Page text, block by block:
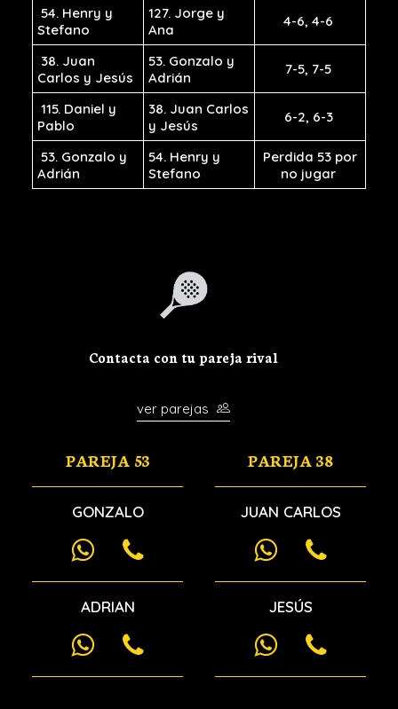
54. Henry y
Stefano
127. Jorge y
Ana
4-6, 4-6
38. Juan
Carlos y Jesús
53. Gonzalo y
Adrián
7-5, 7-5
115. Daniel y
Pablo
38. Juan Carlos
y Jesús
6-2, 6-3
53. Gonzalo y
Adrián
54. Henry y
Stefano
Perdida 53 por
no jugar
Contacta con tu pareja rival
ver parejas
PAREJA 53
GONZALO
ADRIAN
PAREJA 38
JUAN CARLOS
JESÚS